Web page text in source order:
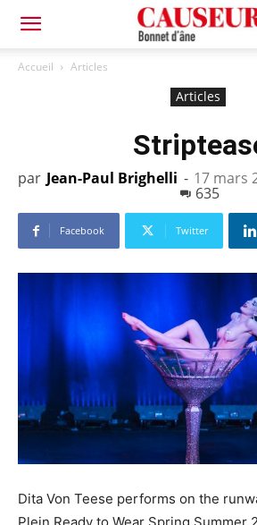
Bonnet
Accueil Articles
Articles
par Jean-Paul Brighelli - 17 mars
635
Facebook Twitter
Dita Von Teese performs on the
Plein Ready to Wear Spring Summer